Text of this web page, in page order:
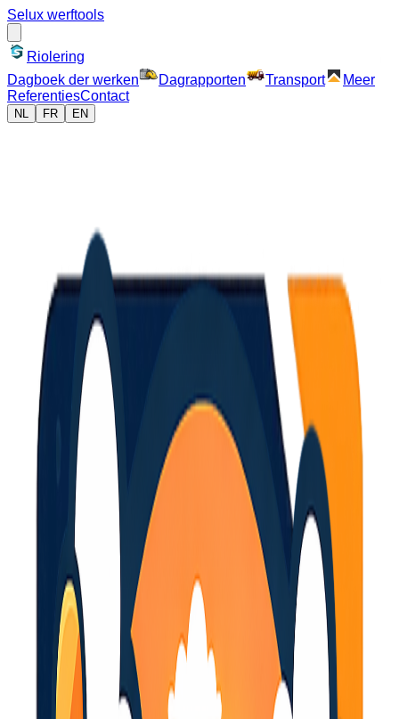
Selux werftools
Riolering
Dagboek der werken
Dagrapporten Transport
Meer
ReferentiesContact
NL FR EN
maand uitproberen
Neem contact met ons op en wij helpen je graag verder!
Algemene email